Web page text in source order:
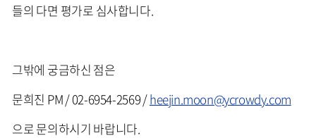
들의 다면 평가로 심사합니다.
그밖에 궁금하신 점은
문희진 PM / 02-6954-2569 /heejin.moon@ycrowdy.com
으로 문의하시기 바랍니다.